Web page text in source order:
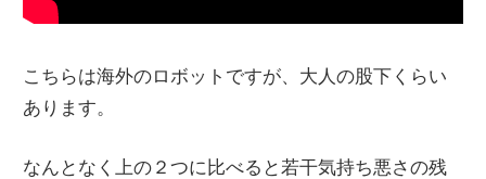
こちらは海外のロボットですが、大人の股下くらい
あります。
なんとなく上の２つに比べると若干気持ち悪さの残